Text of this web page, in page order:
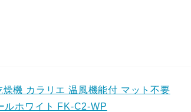
機 カラリエ 温風機能付 マット不要
ルホワイト FK-C2-WP